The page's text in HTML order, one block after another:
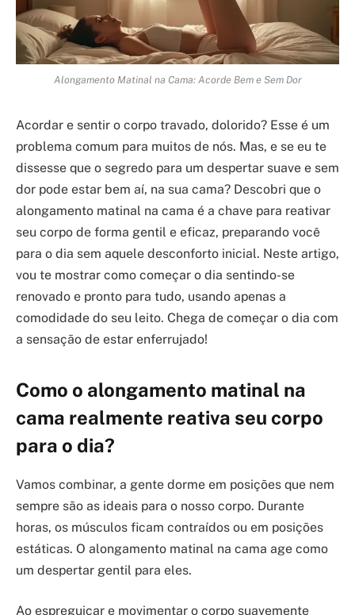
Alongamento Matinal na Cama: Acorde Bem e Sem Dor
Acordar e sentir o corpo travado, dolorido? Esse é um
problema comum para muitos de nós. Mas, e se eu te
dissesse que o segredo para um despertar suave e sem
dor pode estar bem aí, na sua cama? Descobri que o
alongamento matinal na cama é a chave para reativar
seu corpo de forma gentil e eficaz, preparando você
para o dia sem aquele desconforto inicial. Neste artigo,
vou te mostrar como começar o dia sentindo-se
renovado e pronto para tudo, usando apenas a
comodidade do seu leito. Chega de começar o dia com
a sensação de estar enferrujado!
Como o alongamento matinal na
cama realmente reativa seu corpo
para o dia?
Vamos combinar, a gente dorme em posições que nem
sempre são as ideais para o nosso corpo. Durante
horas, os músculos ficam contraídos ou em posições
estáticas. O alongamento matinal na cama age como
um despertar gentil para eles.
Ao espreguiçar e movimentar o corpo suavemente